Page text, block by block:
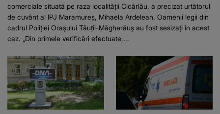
comerciale situată pe raza localităţii Cicârlău, a precizat urtătorul
de cuvânt al IPJ Maramureş, Mihaela Ardelean. Oamenii legii din
cadrul Poliţiei Oraşului Tăuţii-Măgherăuş au fost sesizaţi în acest
caz. „Din primele verificări efectuate,...